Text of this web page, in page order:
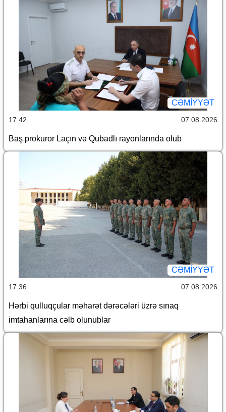
CƏMİYYƏT
17:42 07.08.2026
Baş prokuror Laçın və Qubadlı rayonlarında olub
CƏMİYYƏT
17:36 07.08.2026
Hərbi qulluqçular məharət dərəcələri üzrə sınaq
imtahanlarına cəlb olunublar